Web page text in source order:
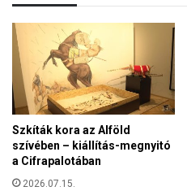
í
t
é
z
a
b
a
d
Szkíták kora az Alföld
szívében – kiállítás-megnyitó
a Cifrapalotában
2026.07.15.